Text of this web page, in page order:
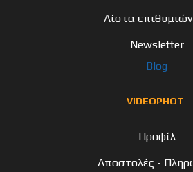
Λίστα επιθυμιών
Newsletter
Blog
VIDEOPHOT
Προφίλ
Αποστολές -